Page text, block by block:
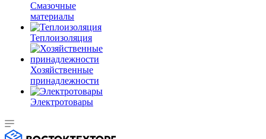
Смазочные
материалы
Теплоизоляция
Хозяйственные
принадлежности
Электротовары